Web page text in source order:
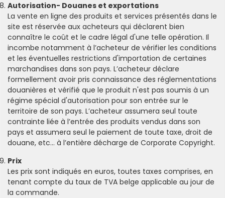
Autorisation- Douanes et exportations
La vente en ligne des produits et services présentés dans le
site est réservée aux acheteurs qui déclarent bien
connaître le coût et le cadre légal d'une telle opération. Il
incombe notamment à l’acheteur de vérifier les conditions
et les éventuelles restrictions d'importation de certaines
marchandises dans son pays. L’acheteur déclare
formellement avoir pris connaissance des réglementations
douanières et vérifié que le produit n'est pas soumis à un
régime spécial d'autorisation pour son entrée sur le
territoire de son pays. L’acheteur assumera seul toute
contrainte liée à l’entrée des produits vendus dans son
pays et assumera seul le paiement de toute taxe, droit de
douane, etc… à l’entière décharge de Corporate Copyright.
Prix
Les prix sont indiqués en euros, toutes taxes comprises, en
tenant compte du taux de TVA belge applicable au jour de
la commande.